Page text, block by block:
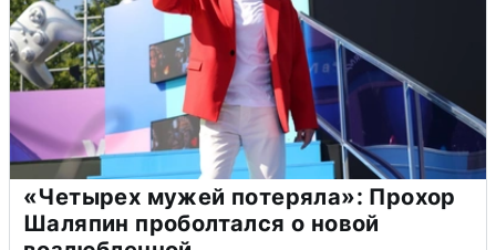
«Четырех мужей потеряла»: Прохор
Шаляпин проболтался о новой